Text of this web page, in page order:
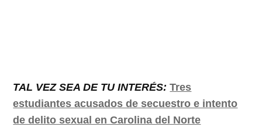
TAL VEZ SEA DE TU INTERÉS:Tres
estudiantes acusados de secuestro e intento
de delito sexual en Carolina del Norte